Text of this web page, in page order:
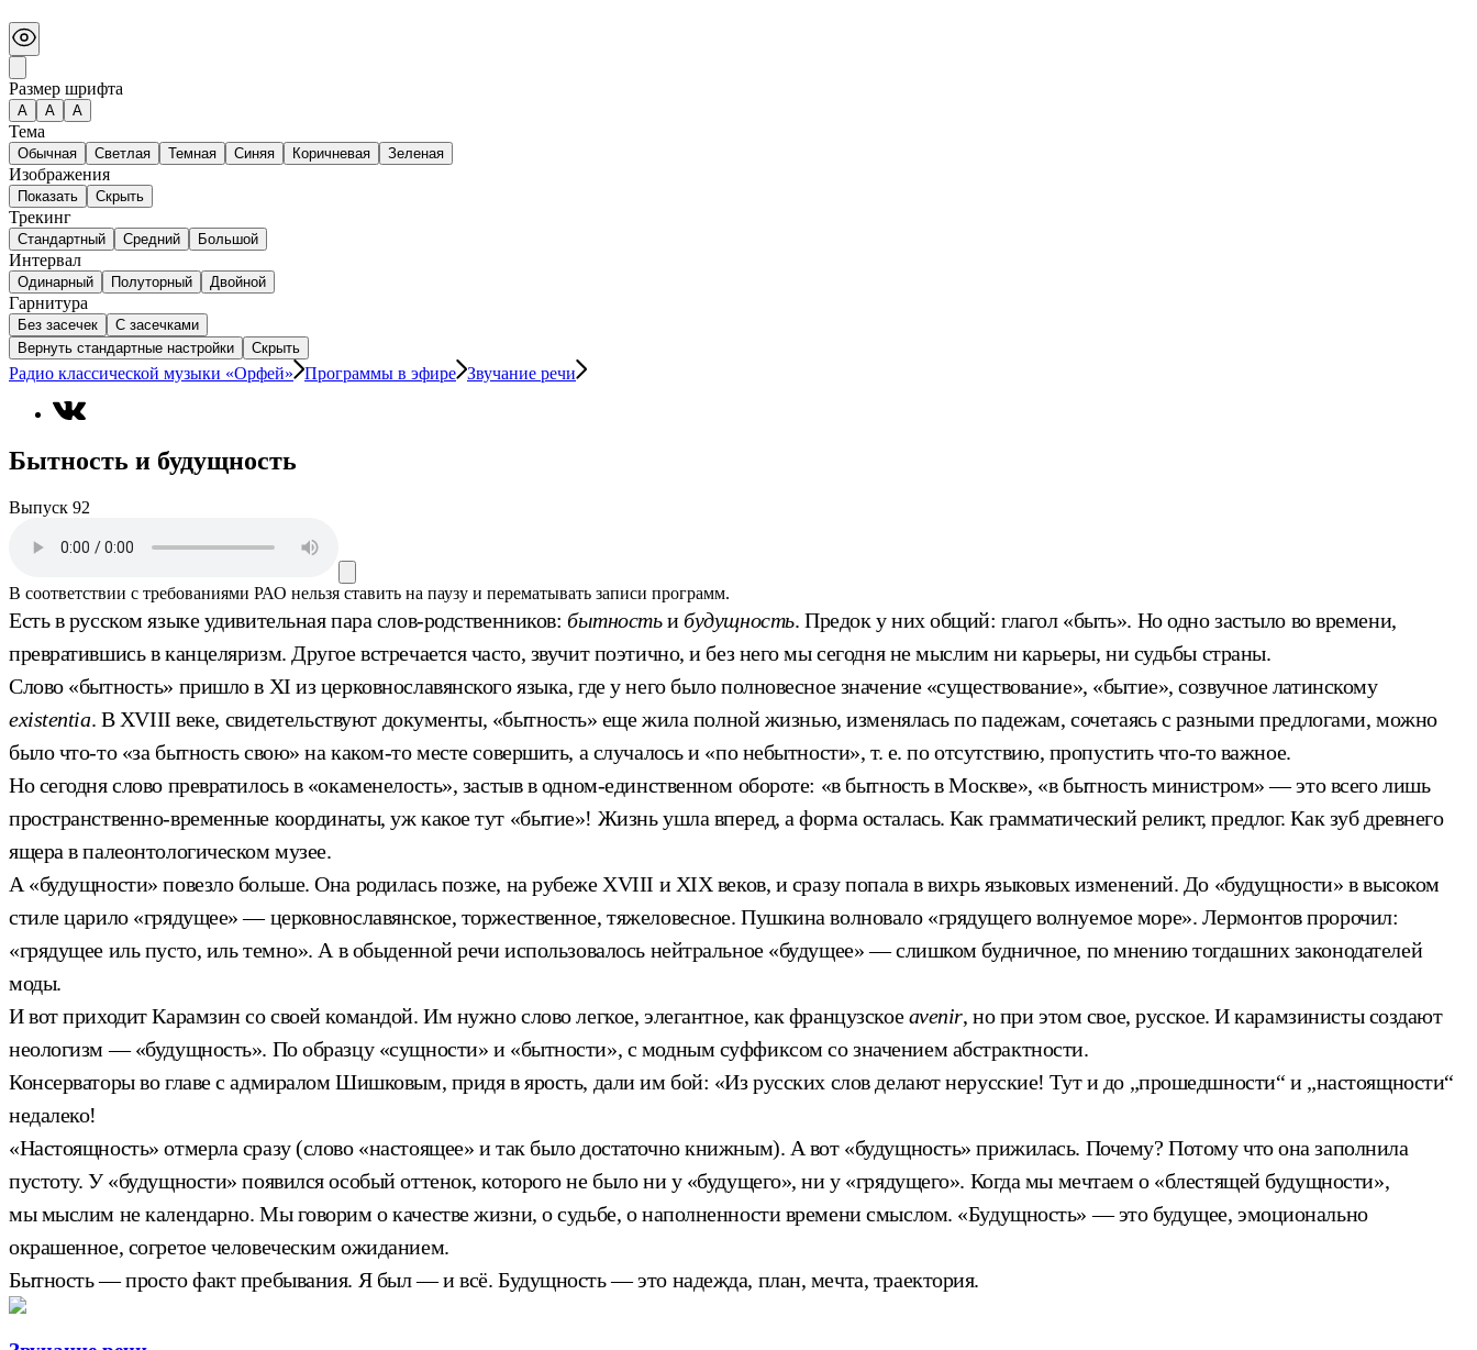
Размер шрифта
А A A
Тема
Обычная Светлая Темная Синяя Коричневая Зеленая
Изображения
Показать Скрыть
Трекинг
Стандартный Средний Большой
Интервал
Одинарный Полуторный Двойной
Гарнитура
Без засечек
С засечками
Вернуть стандартные настройки
Скрыть
Радио классической музыки «Орфей» Программы в эфире Звучание речи
Бытность и будущность
Выпуск 92
В соответствии с требованиями РАО нельзя ставить на паузу и перематывать записи программ.
Есть в русском языке удивительная пара слов-родственников:бытностьибудущность. Предок у них общий: глагол «быть». Но одно застыло во времени,
превратившись в канцеляризм. Другое встречается часто, звучит поэтично, и без него мы сегодня не мыслим ни карьеры, ни судьбы страны.
Слово «бытность» пришло в XI из церковнославянского языка, где у него было полновесное значение «существование», «бытие», созвучное латинскому
existentia. В XVIII веке, свидетельствуют документы, «бытность» еще жила полной жизнью, изменялась по падежам, сочетаясь с разными предлогами, можно
было что-то «за бытность свою» на каком-то месте совершить, а случалось и «по небытности», т. е. по отсутствию, пропустить что-то важное.
Но сегодня слово превратилось в «окаменелость», застыв в одном-единственном обороте: «в бытность в Москве», «в бытность министром» — это всего лишь
пространственно-временные координаты, уж какое тут «бытие»! Жизнь ушла вперед, а форма осталась. Как грамматический реликт, предлог. Как зуб древнего
ящера в палеонтологическом музее.
А «будущности» повезло больше. Она родилась позже, на рубеже XVIII и XIX веков, и сразу попала в вихрь языковых изменений. До «будущности» в высоком
стиле царило «грядущее» — церковнославянское, торжественное, тяжеловесное. Пушкина волновало «грядущего волнуемое море». Лермонтов пророчил:
«грядущее иль пусто, иль темно». А в обыденной речи использовалось нейтральное «будущее» — слишком будничное, по мнению тогдашних законодателей
моды.
И вот приходит Карамзин со своей командой. Им нужно слово легкое, элегантное, как французскоеavenir, но при этом свое, русское. И карамзинисты создают
неологизм — «будущность». По образцу «сущности» и «бытности», с модным суффиксом со значением абстрактности.
Консерваторы во главе с адмиралом Шишковым, придя в ярость, дали им бой: «Из русских слов делают нерусские! Тут и до „прошедшности“ и „настоящности“
недалеко!
«Настоящность» отмерла сразу (слово «настоящее» и так было достаточно книжным). А вот «будущность» прижилась. Почему? Потому что она заполнила
пустоту. У «будущности» появился особый оттенок, которого не было ни у «будущего», ни у «грядущего». Когда мы мечтаем о «блестящей будущности»,
мы мыслим не календарно. Мы говорим о качестве жизни, о судьбе, о наполненности времени смыслом. «Будущность» — это будущее, эмоционально
окрашенное, согретое человеческим ожиданием.
Бытность — просто факт пребывания. Я был — и всё. Будущность — это надежда, план, мечта, траектория.